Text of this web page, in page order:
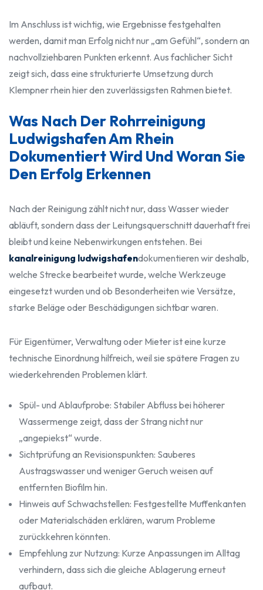
Im Anschluss ist wichtig, wie Ergebnisse festgehalten
werden, damit man Erfolg nicht nur „am Gefühl“, sondern an
nachvollziehbaren Punkten erkennt. Aus fachlicher Sicht
zeigt sich, dass eine strukturierte Umsetzung durch
Klempner rhein hier den zuverlässigsten Rahmen bietet.
Was Nach Der Rohrreinigung
Ludwigshafen Am Rhein
Dokumentiert Wird Und Woran Sie
Den Erfolg Erkennen
Nach der Reinigung zählt nicht nur, dass Wasser wieder
abläuft, sondern dass der Leitungsquerschnitt dauerhaft frei
bleibt und keine Nebenwirkungen entstehen. Bei
kanalreinigung ludwigshafendokumentieren wir deshalb,
welche Strecke bearbeitet wurde, welche Werkzeuge
eingesetzt wurden und ob Besonderheiten wie Versätze,
starke Beläge oder Beschädigungen sichtbar waren.
Für Eigentümer, Verwaltung oder Mieter ist eine kurze
technische Einordnung hilfreich, weil sie spätere Fragen zu
wiederkehrenden Problemen klärt.
Spül- und Ablaufprobe: Stabiler Abfluss bei höherer
Wassermenge zeigt, dass der Strang nicht nur
„angepiekst“ wurde.
Sichtprüfung an Revisionspunkten: Sauberes
Austragswasser und weniger Geruch weisen auf
entfernten Biofilm hin.
Hinweis auf Schwachstellen: Festgestellte Muffenkanten
oder Materialschäden erklären, warum Probleme
zurückkehren könnten.
Empfehlung zur Nutzung: Kurze Anpassungen im Alltag
verhindern, dass sich die gleiche Ablagerung erneut
aufbaut.